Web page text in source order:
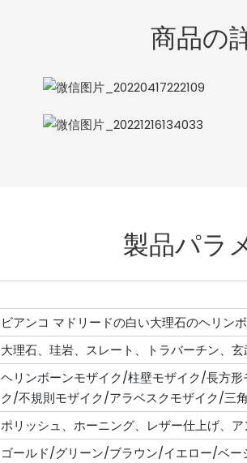
商品の
製品パラ
ビアンコ マドリードの白い大理石のヘリン
大理石、珪岩、スレート、トラバーチン、
ヘリンボーンモザイク/柱壁モザイク/長方
ク/不規則モザイク/アラベスクモザイク/三
ポリッシュ、ホーニング、レザー仕上げ、
ゴールド/グリーン/ブラウン/イエロー/ベ